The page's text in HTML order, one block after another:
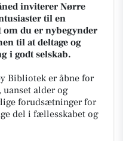
inviterer Nørre
til en
om du er nybegynder
til at deltage og
i godt selskab.
Bibliotek er åbne for
alder og
forudsætninger for
del i fællesskabet og